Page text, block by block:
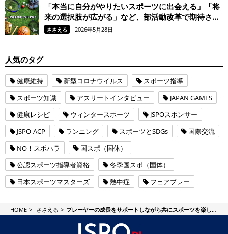
「本当に自分がやりたいスポーツに出会える」「将
来の選択肢が広がる」など、部活動改革で期待され
るマルチスポーツとは？
ささえる 2026年5月28日
人気のタグ
健康維持 新型コロナウイルス
スポーツ指導
スポーツ知識
アスリートインタビュー
JAPAN GAMES
健康レシピ
ウィンタースポーツ
JSPOスポンサー
JSPO-ACP
ランニング スポーツとSDGs
国際交流
NO！スポハラ
国スポ（国体）
公認スポーツ指導者資格
冬季国スポ（国体）
日本スポーツマスターズ
熱中症 フェアプレー
HOMEJSPO Plus
ささえる プレーヤーの成長をサポートしながら共にスポーツを楽しむことができる存在。いま「公認スポーツ指導者」が求められるわけとは